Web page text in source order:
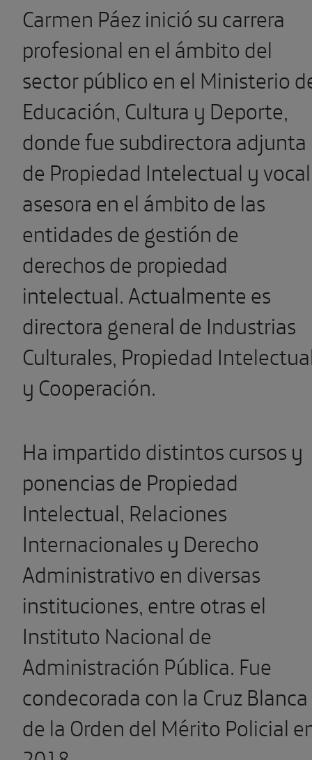
Carmen Páez inició su carrera
profesional en el ámbito del
sector público en el Ministerio
Educación, Cultura y Deporte,
donde fue subdirectora adjunta
de Propiedad Intelectual y vocal
asesora en el ámbito de las
entidades de gestión de
derechos de propiedad
intelectual. Actualmente es
directora general de Industrias
Culturales, Propiedad
y Cooperación.
Ha impartido distintos cursos y
ponencias de Propiedad
Intelectual, Relaciones
Internacionales y Derecho
Administrativo en diversas
instituciones, entre otras el
Instituto Nacional de
Administración Pública. Fue
condecorada con la Cruz Blanca
de la Orden del Mérito Policial